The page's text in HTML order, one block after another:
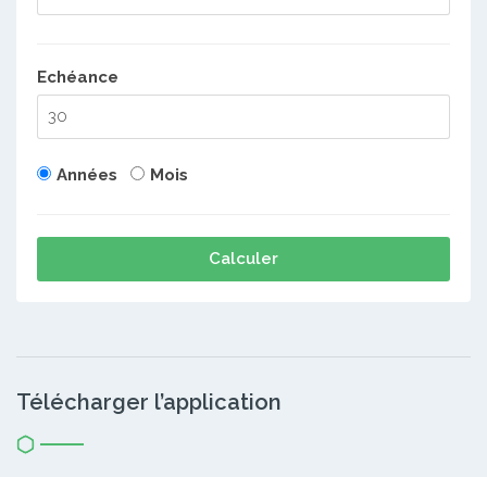
Echéance
Années Mois
Calculer
Télécharger l’application